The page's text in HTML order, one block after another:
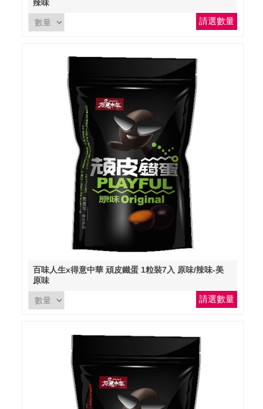
辣味
請選數量
百味人生x得意中華 頑皮鐵蛋 1粒裝7入 原味/辣味-美
原味
請選數量